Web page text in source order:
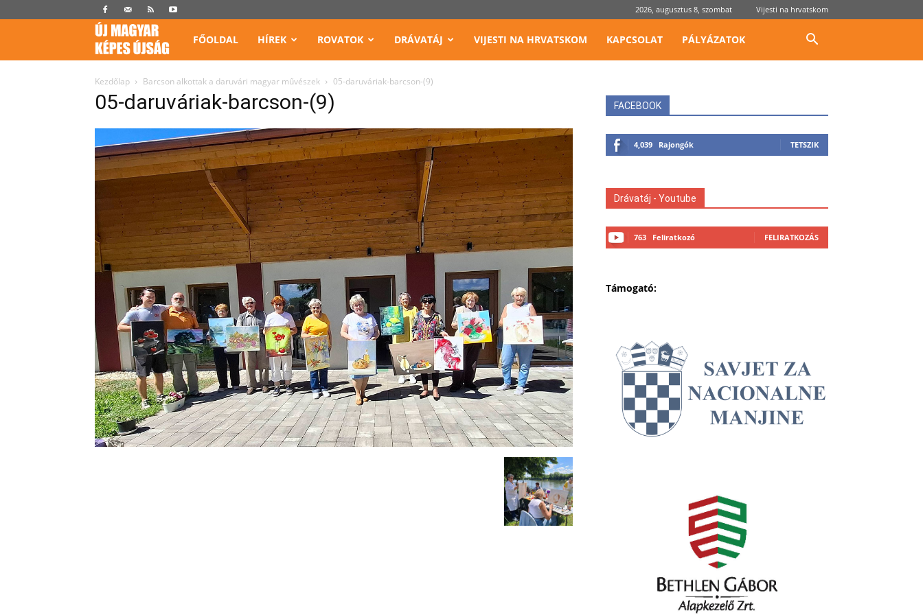
2026, augusztus 8, szombat Vijesti na hrvatskom
Képes
Újság
FŐOLDAL HÍREK ROVATOK DRÁVATÁJ VIJESTI NA HRVATSKOM KAPCSOLAT PÁLYÁZATOK
Kezdőlap Barcson alkottak a daruvári magyar művészek 05-daruváriak-barcson-(9)
05-daruváriak-barcson-(9) FACEBOOK
4,039 Rajongók TETSZIK
Drávatáj - Youtube
763 Feliratkozó FELIRATKOZÁS
Támogató: